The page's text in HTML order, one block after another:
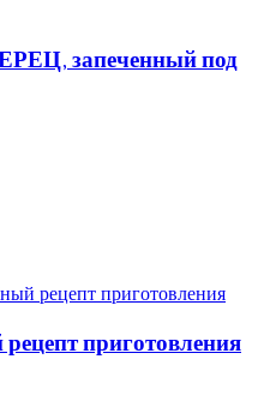
запеченный под
приготовления